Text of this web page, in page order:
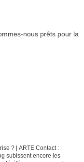
? | ARTE Contact :
subissent encore les